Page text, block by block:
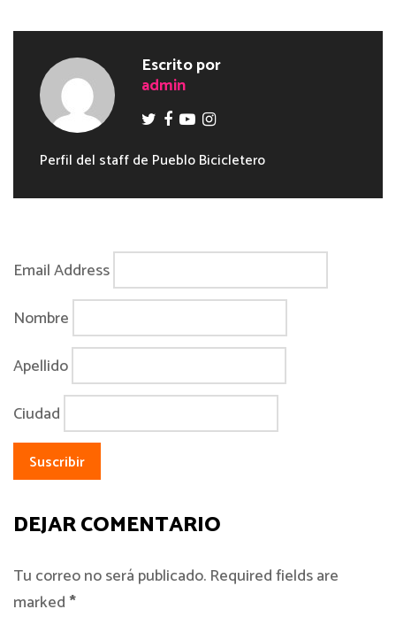
Escrito por
admin
Perfil del staff de Pueblo Bicicletero
Email Address
Nombre
Apellido
Ciudad
DEJAR COMENTARIO
Tu correo no será publicado. Required fields are
marked*